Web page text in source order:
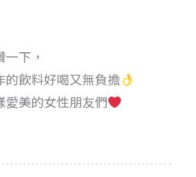
下，
的飲料好喝又無負擔
愛美的女性朋友們